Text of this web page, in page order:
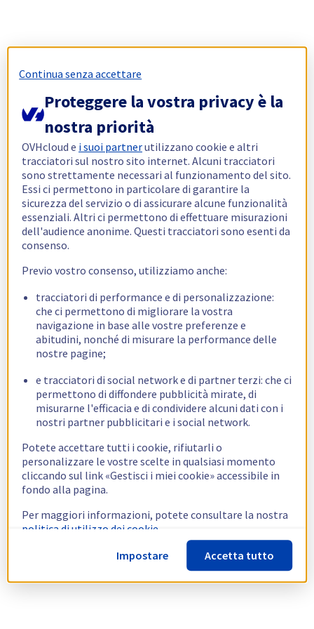
Continua senza accettare
Proteggere la vostra privacy è la
nostra priorità
OVHcloud e i suoi partnerutilizzano cookie e altri
tracciatori sul nostro sito internet. Alcuni tracciatori
sono strettamente necessari al funzionamento del sito.
Essi ci permettono in particolare di garantire la
sicurezza del servizio o di assicurare alcune funzionalità
essenziali. Altri ci permettono di effettuare misurazioni
dell'audience anonime. Questi tracciatori sono esenti da
consenso.
Previo vostro consenso, utilizziamo anche:
tracciatori di performance e di personalizzazione:
che ci permettono di migliorare la vostra
navigazione in base alle vostre preferenze e
abitudini, nonché di misurare la performance delle
nostre pagine;
e tracciatori di social network e di partner terzi: che ci
permettono di diffondere pubblicità mirate, di
misurarne l'efficacia e di condividere alcuni dati con i
nostri partner pubblicitari e i social network.
Potete accettare tutti i cookie, rifiutarli o
personalizzare le vostre scelte in qualsiasi momento
cliccando sul link «Gestisci i miei cookie» accessibile in
fondo alla pagina.
Per maggiori informazioni, potete consultare la nostra
politica di utilizzo dei cookie.
Impostare
Accetta tutto